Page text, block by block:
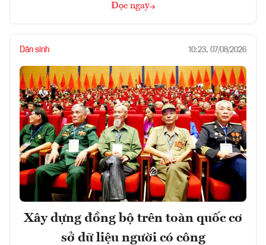
Đọc ngay
Dân sinh 10:23, 07/08/2026
Xây dựng đồng bộ trên toàn quốc cơ
sở dữ liệu người có công